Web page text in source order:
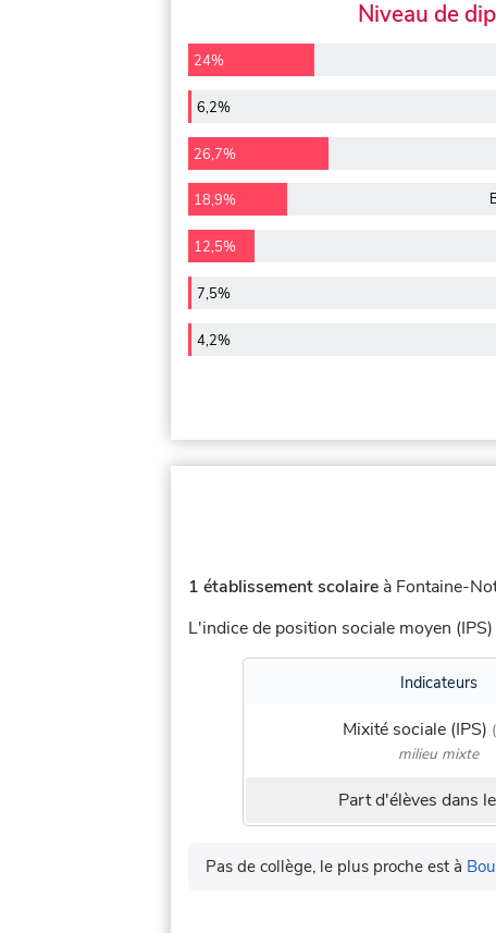
Niveau de
24%
6,2%
26,7%
18,9%
12,5%
7,5%
4,2%
1 établissement scolaire à Fontaine-
L'indice de position sociale moyen
Indicateurs
Mixité sociale (IPS)
milieu mixte
Part d'élèves dans
Pas de collège, le plus proche est à